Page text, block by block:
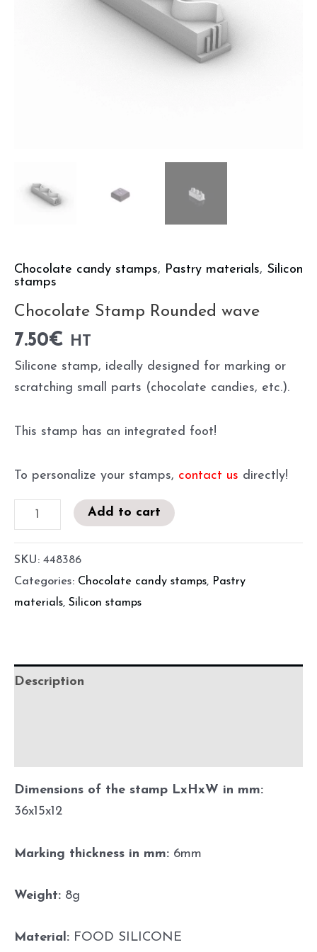
Chocolate candy stamps, Pastry materials, Silicon
stamps
Chocolate Stamp Rounded wave
7.50€ HT
Silicone stamp, ideally designed for marking or
scratching small parts (chocolate candies, etc.).
This stamp has an integrated foot!
To personalize your stamps, contact us directly!
Add to cart
SKU: 448386
Categories: Chocolate candy stamps, Pastry
materials, Silicon stamps
Description
Dimensions of the stamp LxHxW in mm:
36x15x12
Marking thickness in mm: 6mm
Weight: 8g
Material: FOOD SILICONE